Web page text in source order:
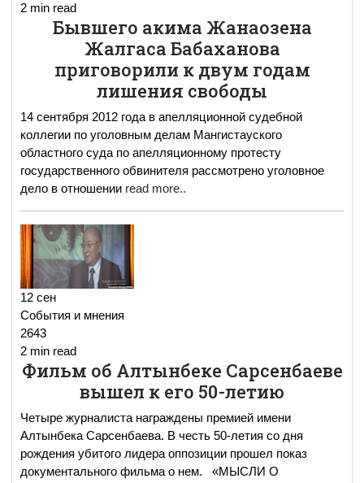
2 min read
Бывшего акима Жанаозена
Жалгаса Бабаханова
приговорили к двум годам
лишения свободы
14 сентября 2012 года в апелляционной судебной
коллегии по уголовным делам Мангистауского
областного суда по апелляционному протесту
государственного обвинителя рассмотрено уголовное
дело в отношении read more..
12 сен
События и мнения
2643
2 min read
Фильм об Алтынбеке Сарсенбаеве
вышел к его 50-летию
Четыре журналиста награждены премией имени
Алтынбека Сарсенбаева. В честь 50-летия со дня
рождения убитого лидера оппозиции прошел показ
документального фильма о нем. «МЫСЛИ О